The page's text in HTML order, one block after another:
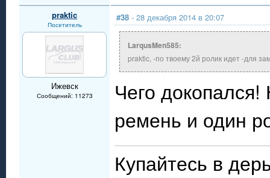
praktic
Посетитель
Ижевск
Сообщений: 11273
#38 - 28 декабря 2014 в 20:07
LarqusMen585:
praktic, -по твоему 2й ролик идет -для
Чего
ремень и один
Купайтесь в